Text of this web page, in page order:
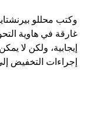
وكتب محللو
غارقة في هاوية
إيجابية، ولكن لا
إجراءات التخفيض